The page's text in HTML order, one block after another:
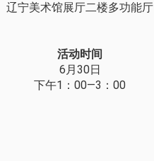
辽宁美术馆展厅二楼多功能厅
活动时间
6月30日
下午1：00—3：00